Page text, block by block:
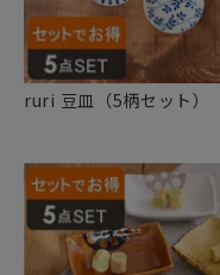
ruri 豆皿（5柄セット）